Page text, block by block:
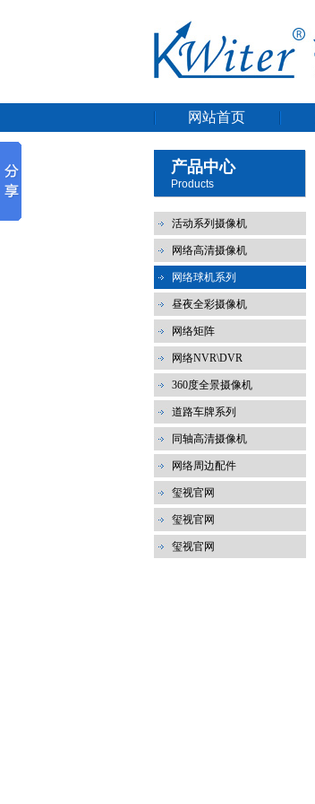
网站首页
产品中心
Products
活动系列摄像机
网络高清摄像机
网络球机系列
昼夜全彩摄像机
网络矩阵
网络NVR\DVR
360度全景摄像机
道路车牌系列
同轴高清摄像机
网络周边配件
玺视官网
玺视官网
玺视官网